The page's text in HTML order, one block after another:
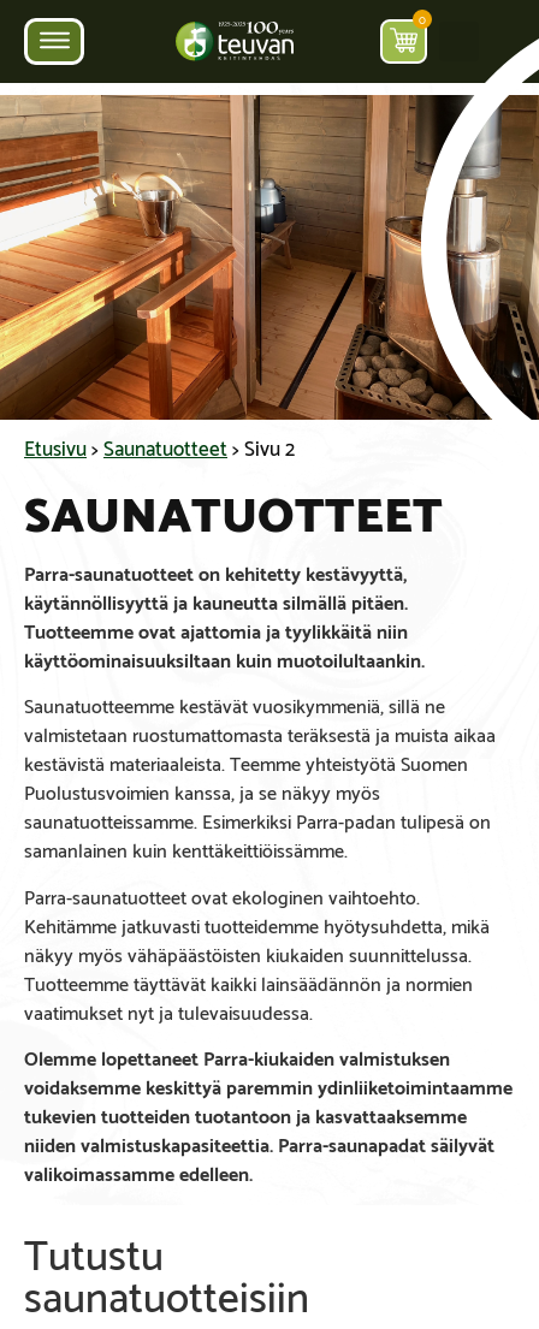
0
Etusivu>Saunatuotteet>Sivu 2
SAUNATUOTTEET
Parra-saunatuotteet on kehitetty kestävyyttä,
käytännöllisyyttä ja kauneutta silmällä pitäen.
Tuotteemme ovat ajattomia ja tyylikkäitä niin
käyttöominaisuuksiltaan kuin muotoilultaankin.
Saunatuotteemme kestävät vuosikymmeniä, sillä ne
valmistetaan ruostumattomasta teräksestä ja muista aikaa
kestävistä materiaaleista. Teemme yhteistyötä Suomen
Puolustusvoimien kanssa, ja se näkyy myös
saunatuotteissamme. Esimerkiksi Parra-padan tulipesä on
samanlainen kuin kenttäkeittiöissämme.
Parra-saunatuotteet ovat ekologinen vaihtoehto.
Kehitämme jatkuvasti tuotteidemme hyötysuhdetta, mikä
näkyy myös vähäpäästöisten kiukaiden suunnittelussa.
Tuotteemme täyttävät kaikki lainsäädännön ja normien
vaatimukset nyt ja tulevaisuudessa.
Olemme lopettaneet Parra-kiukaiden valmistuksen
voidaksemme keskittyä paremmin ydinliiketoimintaamme
tukevien tuotteiden tuotantoon ja kasvattaaksemme
niiden valmistuskapasiteettia. Parra-saunapadat säilyvät
valikoimassamme edelleen.
Tutustu
saunatuotteisiin